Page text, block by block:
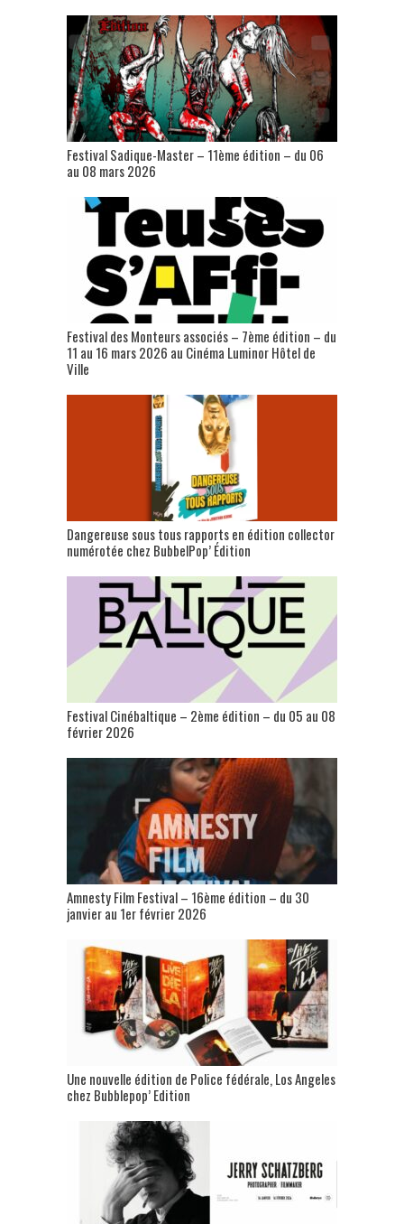
Festival Sadique-Master – 11ème édition – du 06
au 08 mars 2026
Festival des Monteurs associés – 7ème édition – du
11 au 16 mars 2026 au Cinéma Luminor Hôtel de
Ville
Dangereuse sous tous rapports en édition collector
numérotée chez BubbelPop’ Édition
Festival Cinébaltique – 2ème édition – du 05 au 08
février 2026
Amnesty Film Festival – 16ème édition – du 30
janvier au 1er février 2026
Une nouvelle édition de Police fédérale, Los Angeles
chez Bubblepop’ Edition